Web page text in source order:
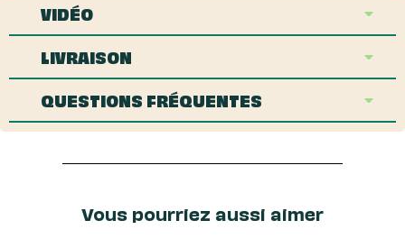
VIDÉO
LIVRAISON
QUESTIONS FRÉQUENTES
Vous pourriez aussi aimer